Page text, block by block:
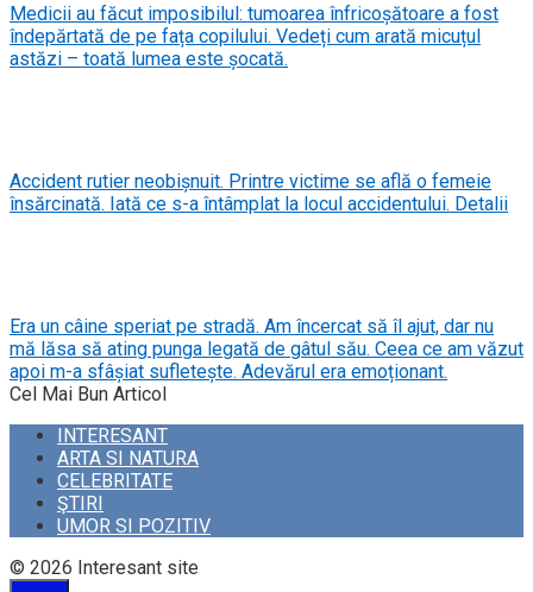
Medicii au făcut imposibilul: tumoarea înfricoșătoare a fost
îndepărtată de pe fața copilului. Vedeți cum arată micuțul
astăzi – toată lumea este șocată.
Accident rutier neobișnuit. Printre victime se află o femeie
însărcinată. Iată ce s-a întâmplat la locul accidentului. Detalii
Era un câine speriat pe stradă. Am încercat să îl ajut, dar nu
mă lăsa să ating punga legată de gâtul său. Ceea ce am văzut
apoi m-a sfâșiat sufletește. Adevărul era emoționant.
Cel Mai Bun Articol
INTERESANT
ARTA SI NATURA
CELEBRITATE
ŞTIRI
UMOR SI POZITIV
© 2026 Interesant site